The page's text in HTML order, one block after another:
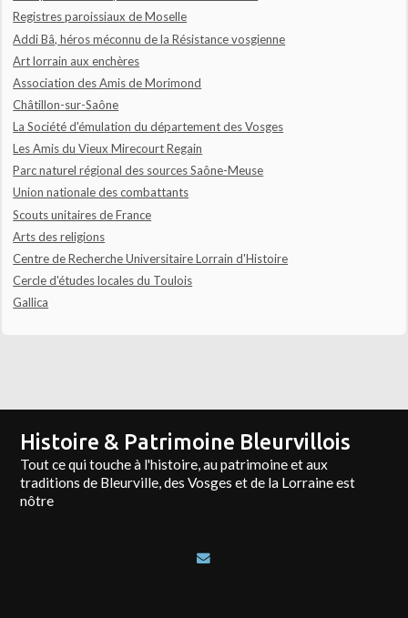
Registres paroissiaux de Moselle
Addi Bâ, héros méconnu de la Résistance vosgienne
Art lorrain aux enchères
Association des Amis de Morimond
Châtillon-sur-Saône
La Société d'émulation du département des Vosges
Les Amis du Vieux Mirecourt Regain
Parc naturel régional des sources Saône-Meuse
Union nationale des combattants
Scouts unitaires de France
Arts des religions
Centre de Recherche Universitaire Lorrain d'Histoire
Cercle d'études locales du Toulois
Gallica
Histoire & Patrimoine Bleurvillois
Tout ce qui touche à l'histoire, au patrimoine et aux
traditions de Bleurville, des Vosges et de la Lorraine est
nôtre